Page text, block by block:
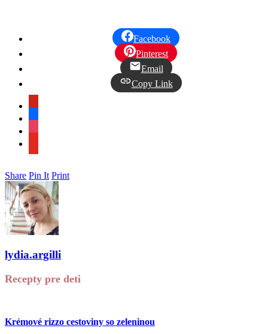
Facebook
Pinterest
Email
Copy Link
Share Pin It Print
lydia.argilli
Recepty pre deti
Krémové rizzo cestoviny so zeleninou